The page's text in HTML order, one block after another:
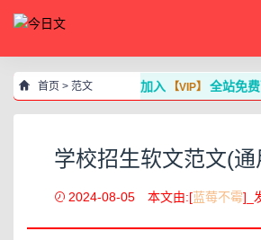
首页 > 范文 加入【VIP】 全站免
学校招生软文范文(
2024-08-05 本文由:[蓝莓不霉]_